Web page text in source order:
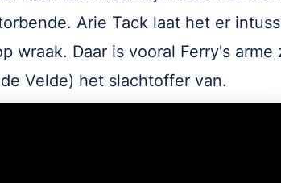
Arie Tack laat het er
wraak. Daar is vooral Ferry's arme
Velde) het slachtoffer van.